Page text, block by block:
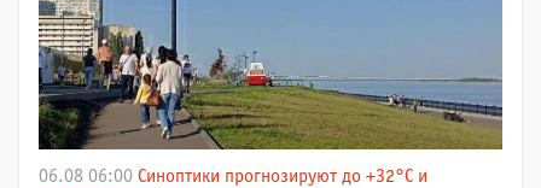
06.08 06:00 Синоптики прогнозируют до +32°C и